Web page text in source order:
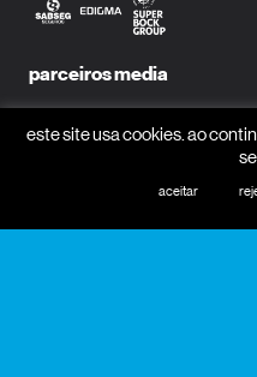
parceiros media
receber newsletter?
este site usa cookies. ao
aceitar